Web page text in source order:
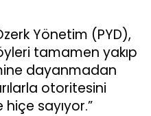
Yönetim (PYD),
tamamen yakıp
dayanmadan
otoritesini
sayıyor.”